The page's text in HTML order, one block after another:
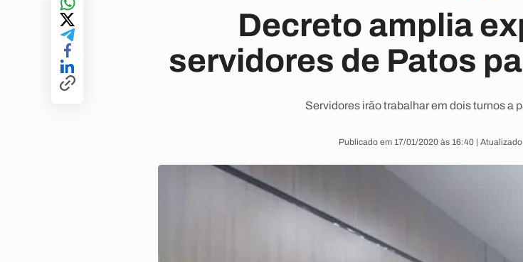
Decreto amplia
servidores de Patos
Servidores irão trabalhar em dois turnos a
Publicado em 17/01/2020 às 16:40 |